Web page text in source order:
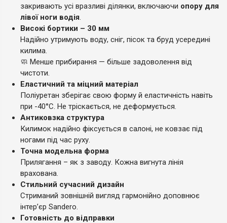
закривають усі вразливі ділянки, включаючи опору для
лівої ноги водія.
Високі бортики – 30 мм
Надійно утримують воду, сніг, пісок та бруд усередині
килима.
🧼 Менше прибирання — більше задоволення від
чистоти.
Еластичний та міцний матеріал
Поліуретан зберігає свою форму й еластичність навіть
при -40°C. Не тріскається, не деформується.
Антиковзка структура
Килимок надійно фіксується в салоні, не ковзає під
ногами під час руху.
Точна модельна форма
Прилягання – як з заводу. Кожна вигнута лінія
врахована.
Стильний сучасний дизайн
Стриманий зовнішній вигляд гармонійно доповнює
інтер’єр Sandero.
Готовність до відправки